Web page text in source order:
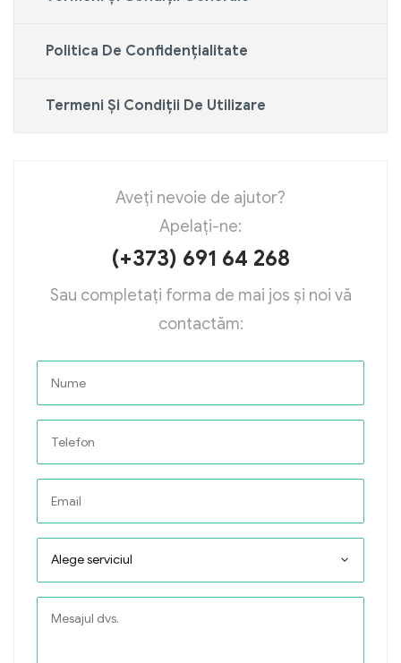
Politica De Confidențialitate
Termeni Și Condiții De Utilizare
Aveți nevoie de ajutor?
Apelați-ne:
(+373) 691 64 268
Sau completați forma de mai jos și noi vă
contactăm: